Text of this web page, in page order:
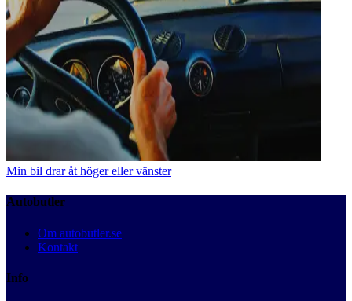
Min bil drar åt höger eller vänster
Autobutler
Om autobutler.se
Kontakt
Info